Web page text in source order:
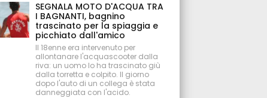
SEGNALA MOTO D'ACQUA TRA
I BAGNANTI, bagnino
trascinato per la spiaggia e
picchiato dall'amico
Il 18enne era intervenuto per
allontanare l'acquascooter dalla
riva: un uomo lo ha trascinato giù
dalla torretta e colpito. Il giorno
dopo l'auto di un collega è stata
danneggiata con l'acido.